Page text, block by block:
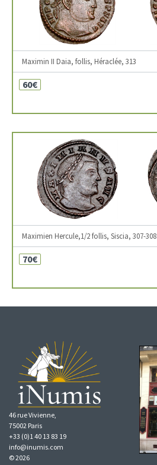
Maximin II Daia, follis, Héraclée, 313
60€
Maximien Hercule,1/2 follis, Siscia, 307-308
70€
46 rue Vivienne,
75002 Paris
+33 (0)1 40 13 83 19
info@inumis.com
© 2026